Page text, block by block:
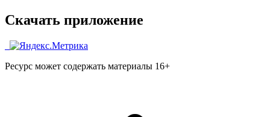
Скачать приложение
Ресурс может содержать материалы 16+